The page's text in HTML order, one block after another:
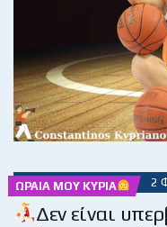
ΩΡΑΊΑ ΜΟΥ ΚΥΡΊΑ 2
Δεν είναι